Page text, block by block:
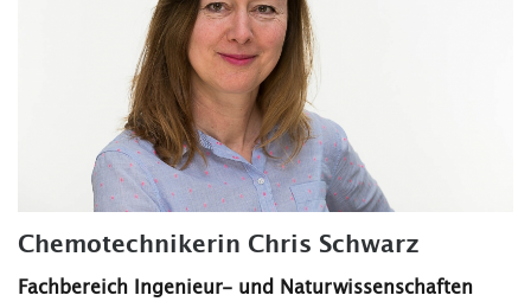
Chemotechnikerin Chris Schwarz
Fachbereich Ingenieur- und Naturwissenschaften